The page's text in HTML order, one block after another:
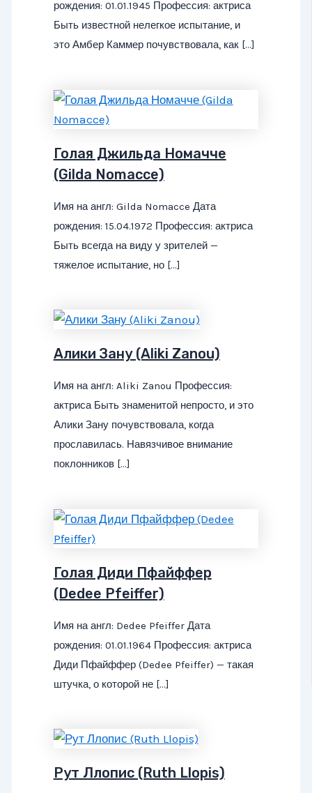
рождения: 01.01.1945 Профессия: актриса
Быть известной нелегкое испытание, и
это Амбер Каммер почувствовала, как […]
Голая Джильда Номачче
(Gilda Nomacce)
Имя на англ: Gilda Nomacce Дата
рождения: 15.04.1972 Профессия: актриса
Быть всегда на виду у зрителей —
тяжелое испытание, но […]
Алики Зану (Aliki Zanou)
Имя на англ: Aliki Zanou Профессия:
актриса Быть знаменитой непросто, и это
Алики Зану почувствовала, когда
прославилась. Навязчивое внимание
поклонников […]
Голая Диди Пфайффер
(Dedee Pfeiffer)
Имя на англ: Dedee Pfeiffer Дата
рождения: 01.01.1964 Профессия: актриса
Диди Пфайффер (Dedee Pfeiffer) — такая
штучка, о которой не […]
Рут Ллопис (Ruth Llopis)